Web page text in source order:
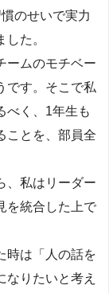
のせいで実力
た。
ームのモチベー
です。そこで私
べく、1年生も
ことを、部員全
、私はリーダー
を統合した上で
時は「人の話を
なりたいと考え